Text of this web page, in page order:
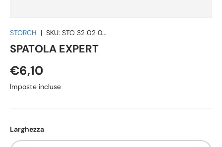
STORCH | SKU: STO 32 02 0...
SPATOLA EXPERT
€6,10
Imposte incluse
Larghezza